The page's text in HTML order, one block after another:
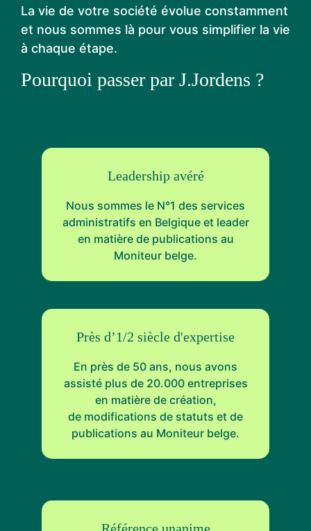
La vie de votre société évolue constamment
et nous sommes là pour vous simplifier la vie
à chaque étape.
Pourquoi passer par J.Jordens ?
Leadership avéré
Nous sommes le N°1 des services
administratifs en Belgique et leader
en matière de publications au
Moniteur belge.
Près d’1/2 siècle d'expertise
En près de 50 ans, nous avons
assisté plus de 20.000 entreprises
en matière de création,
de modifications de statuts et de
publications au Moniteur belge.